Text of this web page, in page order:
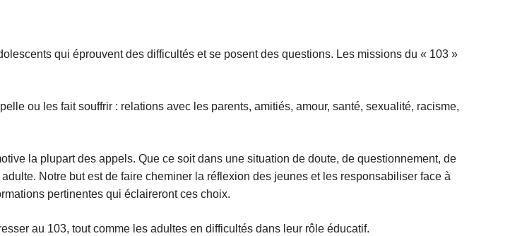
qui éprouvent des difficultés et se posent des questions. Les missions du « 103 »
ou les fait souffrir : relations avec les parents, amitiés, amour, santé, sexualité, racisme,
la plupart des appels. Que ce soit dans une situation de doute, de questionnement, de
Notre but est de faire cheminer la réflexion des jeunes et les responsabiliser face à
pertinentes qui éclaireront ces choix.
au 103, tout comme les adultes en difficultés dans leur rôle éducatif.